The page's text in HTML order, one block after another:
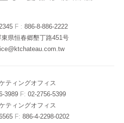
F : 886-8-886-2222
東県恒春郷墾丁路451号
ティングオフィス
3989 F: 02-2756-5399
ティングオフィス
F: 886-4-2298-0202